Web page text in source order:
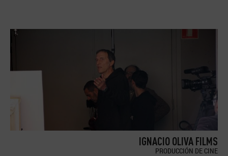
IGNACIO OLIVA FILMS
PRODUCCIÓN DE CINE